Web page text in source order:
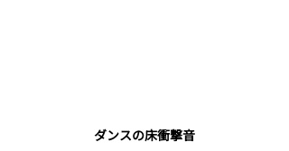
​ダンスの床衝撃音